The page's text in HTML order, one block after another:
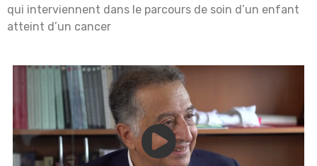
qui interviennent dans le parcours de soin d’un enfant
atteint d’un cancer